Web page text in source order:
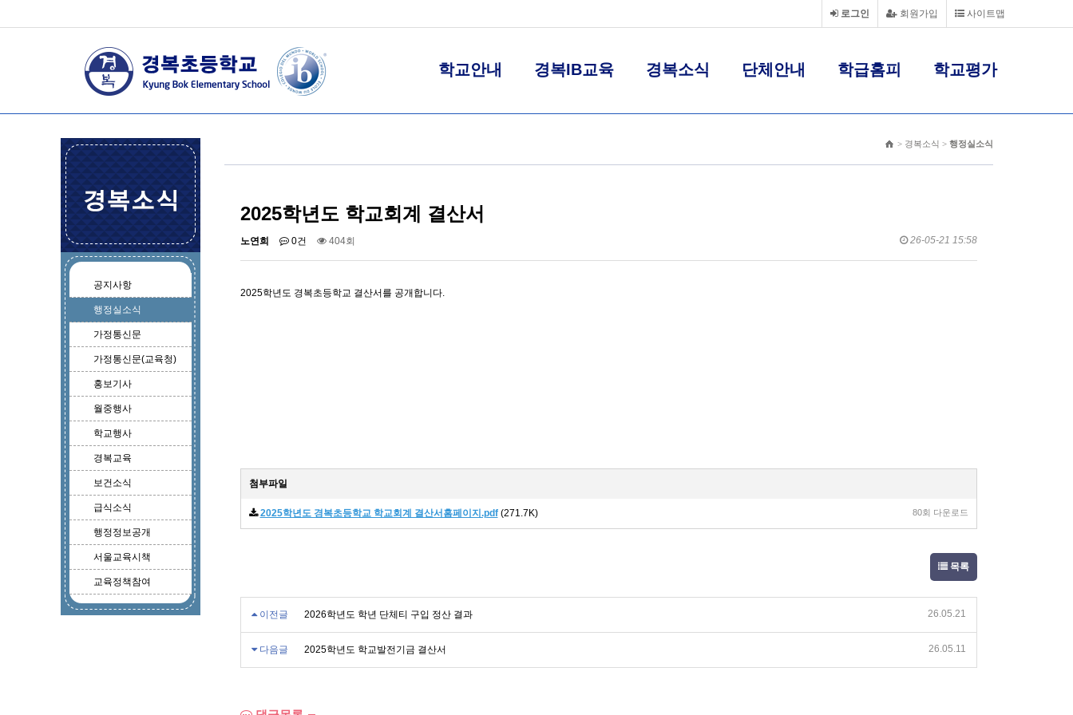
사이트맵
회원가입
로그인
학교안내 경복IB교육 경복소식 단체안내 학급홈피 학교평가
공지사항
행정실소식
가정통신문
가정통신문(교육청)
홍보기사
월중행사
학교행사
경복교육
보건소식
급식소식
행정정보공개
서울교육시책
교육정책참여
> 경복소식 > 행정실소식
2025학년도 학교회계 결산서
노연희 0건 404회 26-05-21 15:58
2025학년도 경복초등학교 결산서를 공개합니다.
첨부파일
2025학년도 경복초등학교 학교회계 결산서홈페이지.pdf(271.7K) 80회 다운로드
목록
이전글 2026학년도 학년 단체티 구입 정산 결과 26.05.21
다음글 2025학년도 학교발전기금 결산서 26.05.11